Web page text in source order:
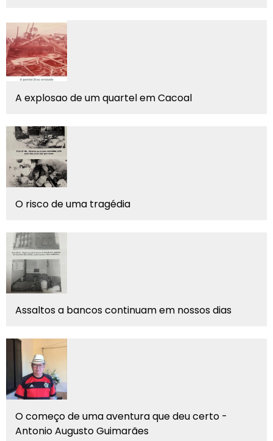
A explosao de um quartel em Cacoal
O risco de uma tragédia
Assaltos a bancos continuam em nossos dias
O começo de uma aventura que deu certo -
Antonio Augusto Guimarães